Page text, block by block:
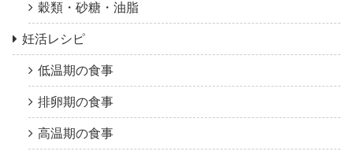
穀類・砂糖・油脂
妊活レシピ
低温期の食事
排卵期の食事
高温期の食事